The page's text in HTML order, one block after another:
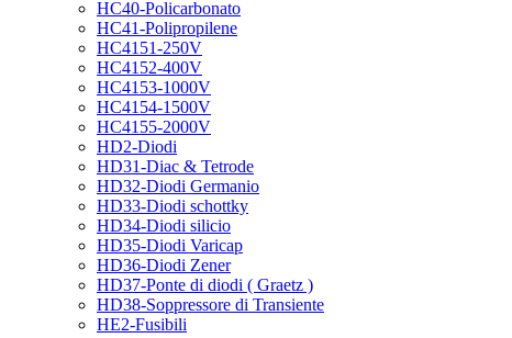
HC40-Policarbonato
HC41-Polipropilene
HC4151-250V
HC4152-400V
HC4153-1000V
HC4154-1500V
HC4155-2000V
HD2-Diodi
HD31-Diac & Tetrode
HD32-Diodi Germanio
HD33-Diodi schottky
HD34-Diodi silicio
HD35-Diodi Varicap
HD36-Diodi Zener
HD37-Ponte di diodi ( Graetz )
HD38-Soppressore di Transiente
HE2-Fusibili